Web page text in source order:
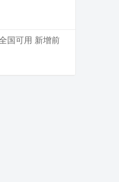
国可用 新增前